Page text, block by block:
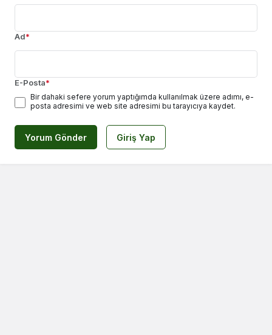
Ad*
E-Posta*
Bir dahaki sefere yorum yaptığımda kullanılmak üzere adımı, e-
posta adresimi ve web site adresimi bu tarayıcıya kaydet.
Yorum Gönder Giriş Yap